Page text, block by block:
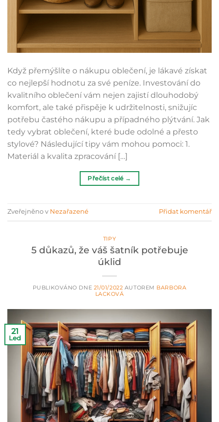
Když přemýšlíte o nákupu oblečení, je lákavé získat
co nejlepší hodnotu za své peníze. Investování do
kvalitního oblečení vám nejen zajistí dlouhodobý
komfort, ale také přispěje k udržitelnosti, snižujíc
potřebu častého nákupu a případného plýtvání. Jak
tedy vybrat oblečení, které bude odolné a přesto
stylové? Následující tipy vám mohou pomoci: 1.
Materiál a kvalita zpracování […]
Přečíst celé →
Zveřejněno v Nezařazené Přidat komentář
TIPY
5 důkazů, že váš šatník potřebuje
úklid
PUBLIKOVÁNO DNE 21/01/2022 AUTOREM BARBORA
LACKOVÁ
21
Led